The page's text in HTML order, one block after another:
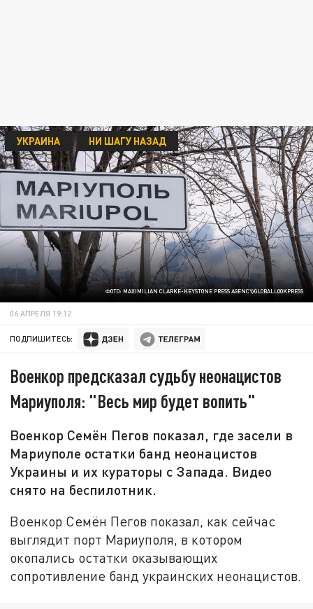
ФОТО: MAXIMILIAN CLARKE-KEYSTONE PRESS AGENCY/GLOBALLOOKPRESS
УКРАИНА НИ ШАГУ НАЗАД
06 АПРЕЛЯ 19:12
ПОДПИШИТЕСЬ:
Военкор предсказал судьбу неонацистов
Мариуполя: "Весь мир будет вопить"
Военкор Семён Пегов показал, где засели в
Мариуполе остатки банд неонацистов
Украины и их кураторы с Запада. Видео
снято на беспилотник.
Военкор Семён Пегов показал, как сейчас
выглядит порт Мариуполя, в котором
окопались остатки оказывающих
сопротивление банд украинских неонацистов.